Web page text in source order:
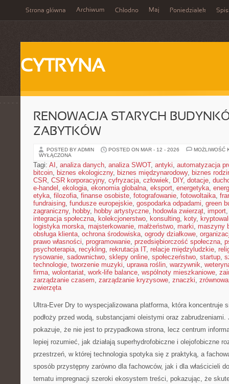
Strona główna Archiwum Chłodno Maj Poniedziałek Spis
CYTRYNA
RENOWACJA STARYCH
ZABYTKÓW
POSTED BY ADMIN POSTED ON MAR - 12 - 2026
MOŻLIWOŚĆ
WYŁĄCZONA
Tagi: AI , analiza danych, analiza SWOT, antyki, automatyzacja
bitcoin, biznes ekologiczny, biznes międzynarodowy, biznes
CSR, CSR korporacyjny, cyfryzacja, człowiek, DIY, dotacje,
e-handel , ekologia, ekonomia globalna, eksport, energetyka,
etyka, filozofia, finanse osobiste, fotografowanie, fotowoltaika,
fundraising, fundusze europejskie, gospodarka odpadami, green
zagraniczny, hobby, hobby artystyczne, hodowla zwierząt, import
integracja społeczna, kolekcjonerstwo, konsulting, koty,
logistyka morska, majsterkowanie, małżeństwo, marki, maszyny
obsługa klienta, ochrona środowiska, ogrody działkowe,
prawo własności, programowanie, przedsiębiorczość społeczna,
psychoterapia, recykling, rekrutacja IT, relacje międzyludzkie,
rysowanie, sadownictwo, sklepy online, społeczeństwo, startup,
technologie, tworzenie muzyki, uprawa roślin, warzywnik,
firma, wolontariat, work-life balance, wspólnoty mieszkaniowe,
zarządzanie czasem, zarządzanie kryzysowe, znaczki,
zwierzęta
Ultra-Ever Dry to wyspecjalizowana platforma, która koncentruje
podłoży przed wodą, substancjami oleistymi oraz
pokazuje, że nie jest to przypadkowa strona, lecz centrum
lepiej rozumieć, jak działają superhydrofobiczne i olejofobiczne
przestrzeń, w której technologia spotyka się z praktyką, a
sposób przystępny zarówno dla fachowców, jak i dla właścicieli
tematu impregnacji szeroki ekosystem treści, pokazując, że